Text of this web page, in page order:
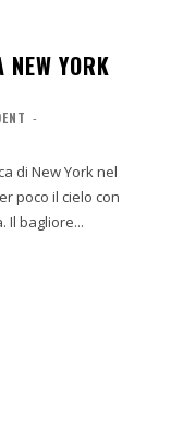
YORK
-
di New York nel
poco il cielo con
Il bagliore...